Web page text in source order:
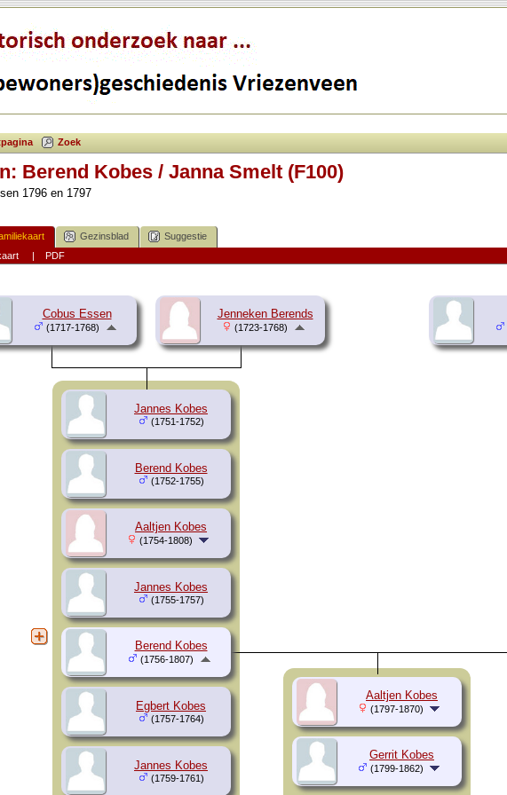
Zoek
Berend Kobes / Janna Smelt (F100)
1796 en 1797
Gezinsblad
Suggestie
| PDF
Cobus Essen
(1717-1768)
Jenneken Berends
(1723-1768)
Jannes Kobes
(1751-1752)
Berend Kobes
(1752-1755)
Aaltjen Kobes
(1754-1808)
Jannes Kobes
(1755-1757)
Egbert Kobes
(1757-1764)
Jannes Kobes
(1759-1761)
Berend Kobes
(1756-1807)
Aaltjen Kobes
(1797-1870)
Gerrit Kobes
(1799-1862)